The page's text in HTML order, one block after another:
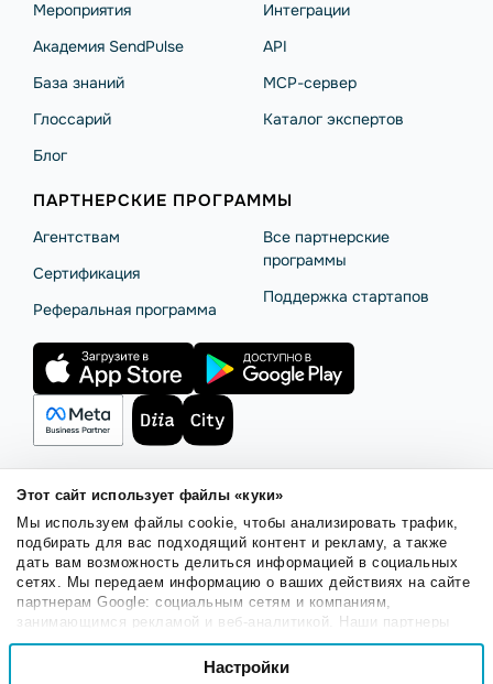
Этот сайт использует файлы «куки»
Мы используем файлы cookie, чтобы анализировать трафик,
подбирать для вас подходящий контент и рекламу, а также
дать вам возможность делиться информацией в социальных
сетях. Мы передаем информацию о ваших действиях на сайте
партнерам Google: социальным сетям и компаниям,
занимающимся рекламой и веб-аналитикой. Наши партнеры
могут комбинировать эти сведения с предоставленной вами
информацией, а также данными, которые они получили при
Выбор
Настройки
Мероприятия
Академия SendPulse
База знаний
Глоссарий
Блог
Интеграции
API
MCP-сервер
Каталог экспертов
ПАРТНЕРСКИЕ ПРОГРАММЫ
Агентствам
Сертификация
Реферальная программа
Все партнерские
программы
Поддержка стартапов
Правила использованияБезопасность SendPulse
Политика конфиденциальности Политика Cookies
© 2015 - 2026. ООО «СендПульс». Все права защищены.
Русский